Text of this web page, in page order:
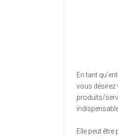
En tant
vous désirez
produits/
Elle peut